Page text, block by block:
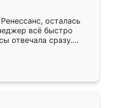
только здесь.
осталась
всё быстро
отвечала сразу.
подошёл к
Собрали
аккуратно, даже